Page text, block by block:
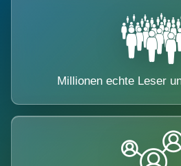
Millionen echte Leser